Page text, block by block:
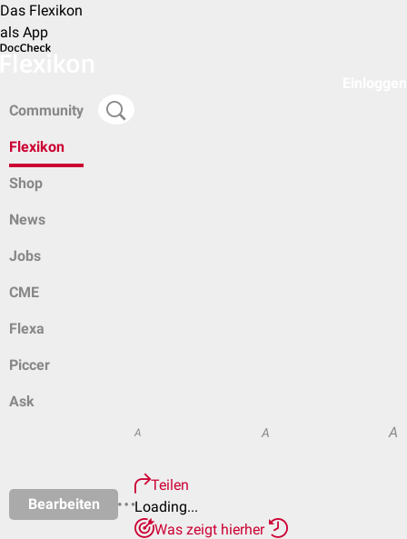
Das Flexikon
als App
Community
Flexikon
Shop
News
Jobs
CME
Flexa
Piccer
Ask
Bearbeiten
A A A
Teilen
Loading...
Was zeigt hierher